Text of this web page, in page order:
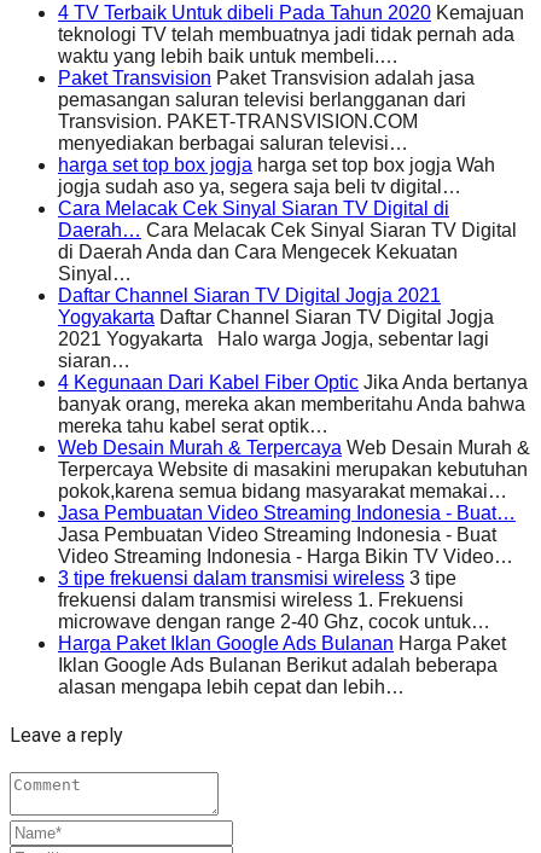
4 TV Terbaik Untuk dibeli Pada Tahun 2020 Kemajuan
teknologi TV telah membuatnya jadi tidak pernah ada
waktu yang lebih baik untuk membeli.…
Paket Transvision Paket Transvision adalah jasa
pemasangan saluran televisi berlangganan dari
Transvision. PAKET-TRANSVISION.COM
menyediakan berbagai saluran televisi…
harga set top box jogja harga set top box jogja Wah
jogja sudah aso ya, segera saja beli tv digital…
Cara Melacak Cek Sinyal Siaran TV Digital di
Daerah… Cara Melacak Cek Sinyal Siaran TV Digital
di Daerah Anda dan Cara Mengecek Kekuatan
Sinyal…
Daftar Channel Siaran TV Digital Jogja 2021
Yogyakarta Daftar Channel Siaran TV Digital Jogja
2021 Yogyakarta Halo warga Jogja, sebentar lagi
siaran…
4 Kegunaan Dari Kabel Fiber Optic Jika Anda bertanya
banyak orang, mereka akan memberitahu Anda bahwa
mereka tahu kabel serat optik…
Web Desain Murah & Terpercaya Web Desain Murah &
Terpercaya Website di masakini merupakan kebutuhan
pokok,karena semua bidang masyarakat memakai…
Jasa Pembuatan Video Streaming Indonesia - Buat…
Jasa Pembuatan Video Streaming Indonesia - Buat
Video Streaming Indonesia - Harga Bikin TV Video…
3 tipe frekuensi dalam transmisi wireless 3 tipe
frekuensi dalam transmisi wireless 1. Frekuensi
microwave dengan range 2-40 Ghz, cocok untuk…
Harga Paket Iklan Google Ads Bulanan Harga Paket
Iklan Google Ads Bulanan Berikut adalah beberapa
alasan mengapa lebih cepat dan lebih…
Leave a reply